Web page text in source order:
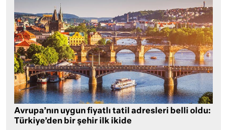
Avrupa’nın uygun fiyatlı tatil adresleri belli oldu:
Türkiye’den bir şehir ilk ikide